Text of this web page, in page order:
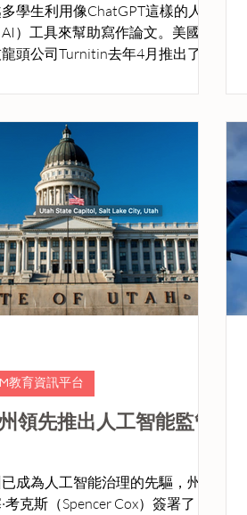
學生利用像ChatGPT這樣的人工
）工具來幫助寫作論文。美國教
頭公司Turnitin去年4月推出了AI
領先推出人工智能監管
成為人工智能治理的先驅，州長
考克斯（Spencer Cox）簽署了
教育資訊平台